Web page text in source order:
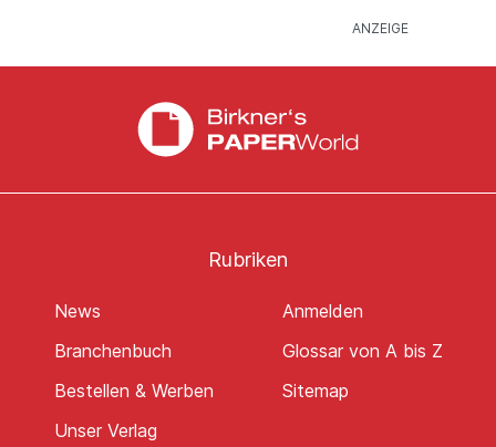
Rubriken
News
Branchenbuch
Bestellen & Werben
Unser Verlag
Anmelden
Glossar von A bis Z
Sitemap